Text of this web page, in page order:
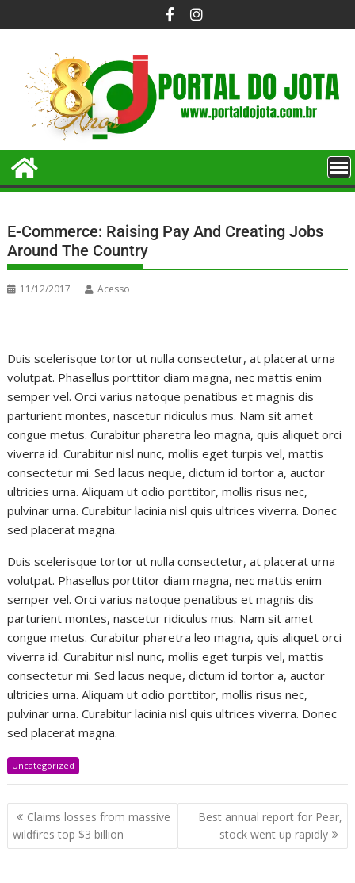
E-Commerce: Raising Pay And Creating Jobs
Around The Country
11/12/2017 Acesso
Duis scelerisque tortor ut nulla consectetur, at placerat urna
volutpat. Phasellus porttitor diam magna, nec mattis enim
semper vel. Orci varius natoque penatibus et magnis dis
parturient montes, nascetur ridiculus mus. Nam sit amet
congue metus. Curabitur pharetra leo magna, quis aliquet orci
viverra id. Curabitur nisl nunc, mollis eget turpis vel, mattis
consectetur mi. Sed lacus neque, dictum id tortor a, auctor
ultricies urna. Aliquam ut odio porttitor, mollis risus nec,
pulvinar urna. Curabitur lacinia nisl quis ultrices viverra. Donec
sed placerat magna.
Duis scelerisque tortor ut nulla consectetur, at placerat urna
volutpat. Phasellus porttitor diam magna, nec mattis enim
semper vel. Orci varius natoque penatibus et magnis dis
parturient montes, nascetur ridiculus mus. Nam sit amet
congue metus. Curabitur pharetra leo magna, quis aliquet orci
viverra id. Curabitur nisl nunc, mollis eget turpis vel, mattis
consectetur mi. Sed lacus neque, dictum id tortor a, auctor
ultricies urna. Aliquam ut odio porttitor, mollis risus nec,
pulvinar urna. Curabitur lacinia nisl quis ultrices viverra. Donec
sed placerat magna.
Uncategorized
Claims losses from massive
wildfires top $3 billion
Best annual report for Pear,
stock went up rapidly